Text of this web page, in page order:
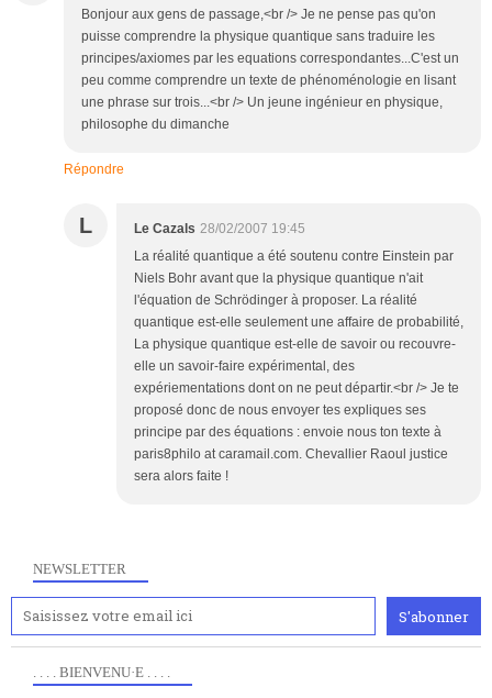
Bonjour aux gens de passage,<br /> Je ne pense pas qu'on
puisse comprendre la physique quantique sans traduire les
principes/axiomes par les equations correspondantes...C'est un
peu comme comprendre un texte de phénoménologie en lisant
une phrase sur trois...<br /> Un jeune ingénieur en physique,
philosophe du dimanche
Répondre
L Le Cazals 28/02/2007 19:45
La réalité quantique a été soutenu contre Einstein par
Niels Bohr avant que la physique quantique n'ait
l'équation de Schrödinger à proposer. La réalité
quantique est-elle seulement une affaire de probabilité,
La physique quantique est-elle de savoir ou recouvre-
elle un savoir-faire expérimental, des
expériementations dont on ne peut départir.<br /> Je te
proposé donc de nous envoyer tes expliques ses
principe par des équations : envoie nous ton texte à
paris8philo at caramail.com. Chevallier Raoul justice
sera alors faite !
NEWSLETTER
. . . . BIENVENU·E . . . .